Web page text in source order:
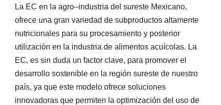
La EC en la agro–industria del sureste Mexicano,
ofrece una gran variedad de subproductos altamente
nutricionales para su procesamiento y posterior
utilización en la industria de alimentos acuícolas. La
EC, es sin duda un factor clave, para promover el
desarrollo sostenible en la región sureste de nuestro
país, ya que este modelo ofrece soluciones
innovadoras que permiten la optimización del uso de